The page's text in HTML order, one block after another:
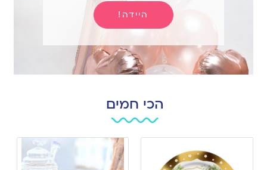
היידה!
הכי חמים